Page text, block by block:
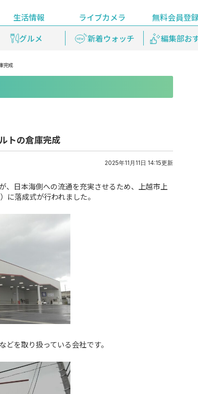
グルメ 新着ウォッチ 編集部お
生活情報
情報 天気 上越妙高百景
ライブカメラ 無料会員登録
見逃し配信 プレミアム会員登
完成
トの倉庫完成
2025年11月11日 14:15更新
、日本海側への流通を充実させるため、上越市上
に落成式が行われました。
を取り扱っている会社です。